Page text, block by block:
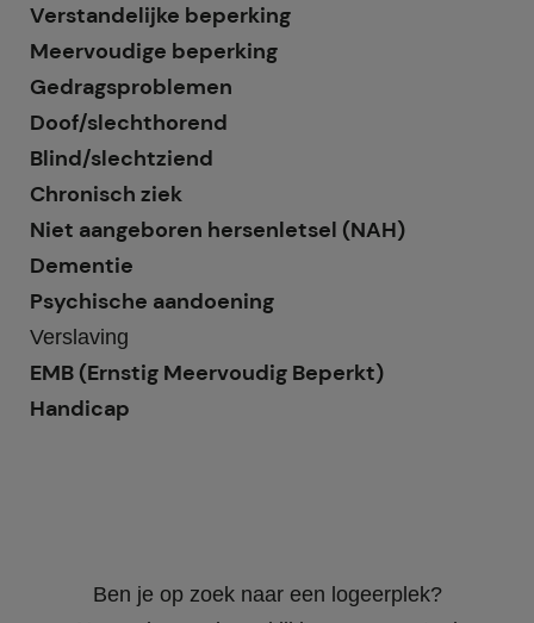
Verstandelijke beperking
Meervoudige beperking
Gedragsproblemen
Doof/slechthorend
Blind/slechtziend
Chronisch ziek
Niet aangeboren hersenletsel (NAH)
Dementie
Psychische aandoening
Verslaving
EMB (Ernstig Meervoudig Beperkt)
Handicap
Ben je op zoek naar een logeerplek?